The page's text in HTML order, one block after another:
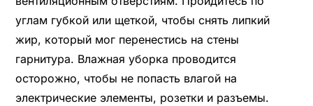
углам губкой или щеткой, чтобы снять липкий
жир, который мог перенестись на стены
гарнитура. Влажная уборка проводится
осторожно, чтобы не попасть влагой на
электрические элементы, розетки и разъемы.